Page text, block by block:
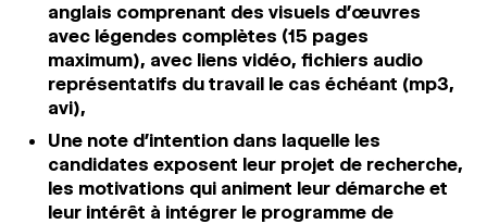
anglais comprenant des visuels d’œuvres
avec légendes complètes (15 pages
maximum), avec liens vidéo, fichiers audio
représentatifs du travail le cas échéant (mp3,
avi),
Une note d’intention dans laquelle les
candidates exposent leur projet de recherche,
les motivations qui animent leur démarche et
leur intérêt à intégrer le programme de